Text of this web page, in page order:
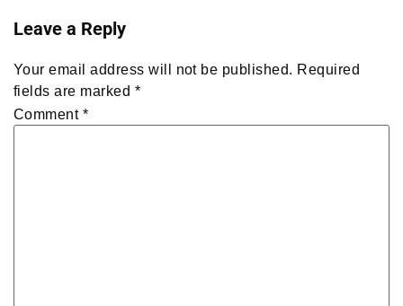
Leave a Reply
Your email address will not be published. Required
fields are marked *
Comment *